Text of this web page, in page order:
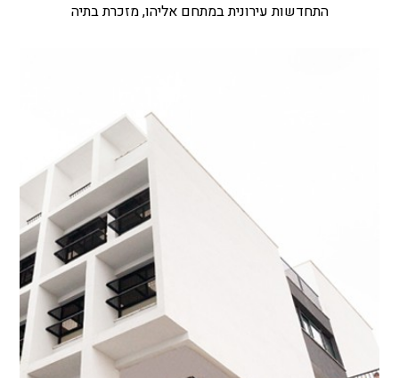
התחדשות עירונית במתחם אליהו, מזכרת בתיה